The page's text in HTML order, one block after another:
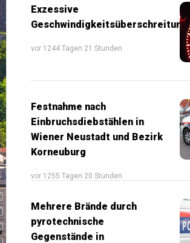
Exzessive
Geschwindigkeitsüberschreitung
vor 1244 Tagen 21 Stunden
Festnahme nach
Einbruchsdiebstählen in
Wiener Neustadt und Bezirk
Korneuburg
vor 1255 Tagen 20 Stunden
Mehrere Brände durch
pyrotechnische
Gegenstände in